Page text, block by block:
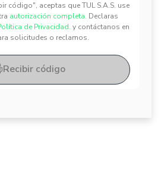
código", aceptas que TUL S.A.S. use
autorización completa. Declaras
de Privacidad. y contáctanos en
solicitudes o reclamos.
✕
✕
Recibir código